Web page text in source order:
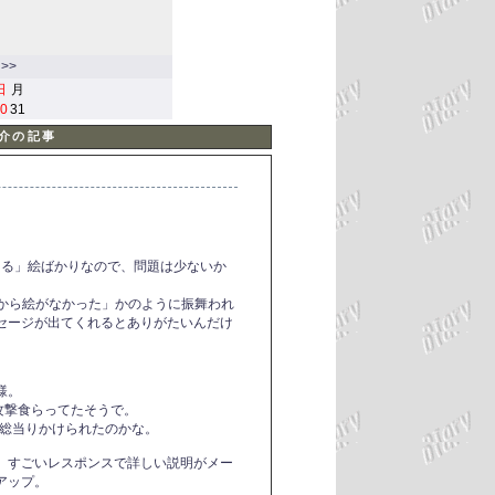
>>
月
31
の記事
」絵ばかりなので、問題は少ないか
ら絵がなかった」かのように振舞われ
ジが出てくれるとありがたいんだけ
食らってたそうで。
当りかけられたのかな。
ごいレスポンスで詳しい説明がメー
プ。